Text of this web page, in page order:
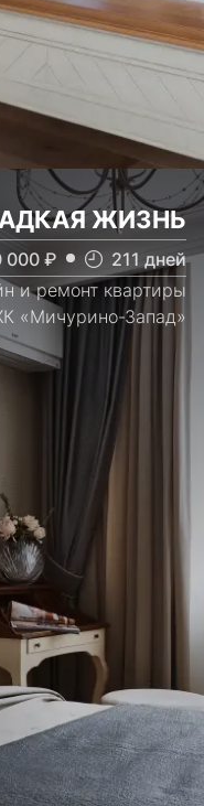
ЖИЗНЬ
000 ₽ 211 дней
и ремонт квартиры
«Мичурино-Запад»